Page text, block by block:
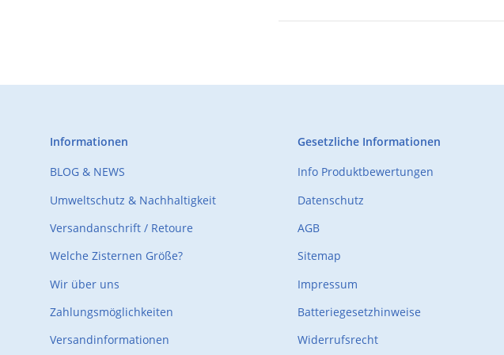
Informationen
BLOG & NEWS
Umweltschutz & Nachhaltigkeit
Versandanschrift / Retoure
Welche Zisternen Größe?
Wir über uns
Zahlungsmöglichkeiten
Versandinformationen
Gesetzliche Informationen
Info Produktbewertungen
Datenschutz
AGB
Sitemap
Impressum
Batteriegesetzhinweise
Widerrufsrecht